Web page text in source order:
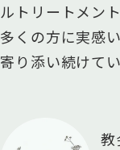
ルトリートメント
多くの方に実感
寄り添い続けてい
教